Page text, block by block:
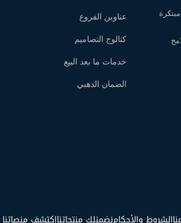
عناوين الفروع
كتالوج التصاميم
خدمات ما بعد البيع
الضمان الذهبي
الشروط والأحكامنضمنلك منتجاتنااكتشف منصاتنا